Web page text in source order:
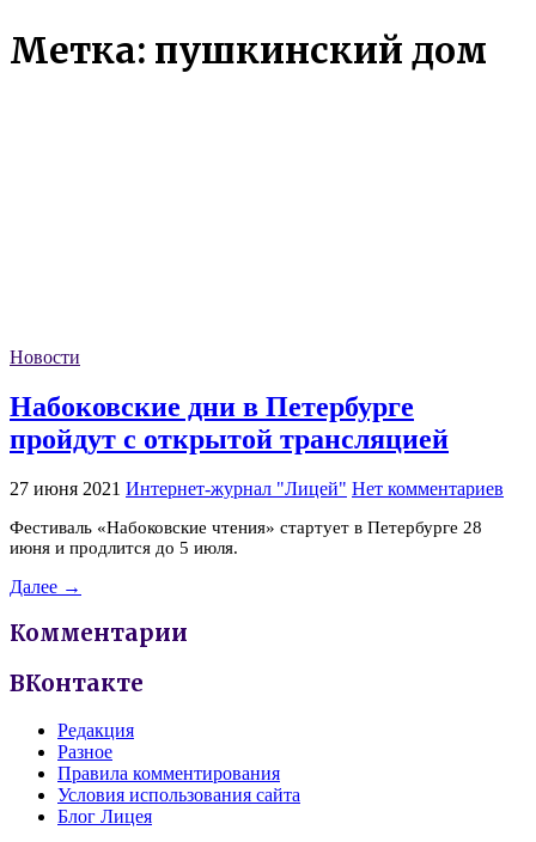
Метка: пушкинский дом
Новости
Набоковские дни в Петербурге
пройдут с открытой трансляцией
27 июня 2021 Интернет-журнал "Лицей" Нет комментариев
Фестиваль «Набоковские чтения» стартует в Петербурге 28
июня и продлится до 5 июля.
Далее →
Комментарии
ВКонтакте
Редакция
Разное
Правила комментирования
Условия использования сайта
Блог Лицея